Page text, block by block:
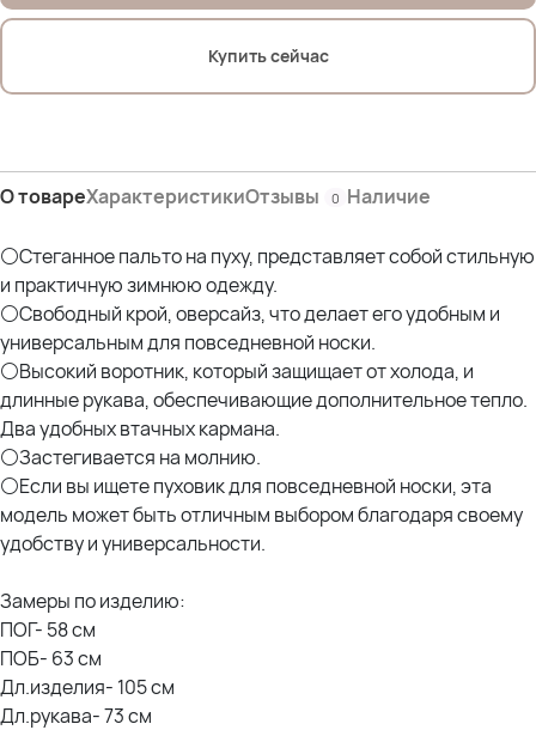
Купить сейчас
О товареХарактеристикиОтзывы 0 Наличие
⚪Стеганное пальто на пуху, представляет собой стильную
и практичную зимнюю одежду.
⚪Свободный крой, оверсайз, что делает его удобным и
универсальным для повседневной носки.
⚪Высокий воротник, который защищает от холода, и
длинные рукава, обеспечивающие дополнительное тепло.
Два удобных втачных кармана.
⚪Застегивается на молнию.
⚪Если вы ищете пуховик для повседневной носки, эта
модель может быть отличным выбором благодаря своему
удобству и универсальности.
Замеры по изделию:
ПОГ- 58 см
ПОБ- 63 см
Дл.изделия- 105 см
Дл.рукава- 73 см